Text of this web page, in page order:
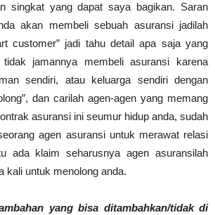
singkat yang dapat saya bagikan. Saran
akan membeli sebuah asuransi jadilah
customer” jadi tahu detail apa saja yang
jamannya membeli asuransi karena
sendiri, atau keluarga sendiri dengan
dan carilah agen-agen yang memang
asuransi ini seumur hidup anda, sudah
agen asuransi untuk merawat relasi
ada klaim seharusnya agen asuransilah
kali untuk menolong anda.
yang bisa ditambahkan/tidak di